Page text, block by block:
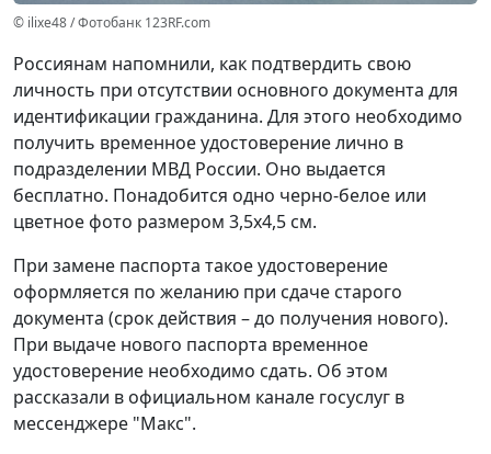
© ilixe48 / Фотобанк 123RF.com
Россиянам напомнили, как подтвердить свою
личность при отсутствии основного документа для
идентификации гражданина. Для этого необходимо
получить временное удостоверение лично в
подразделении МВД России. Оно выдается
бесплатно. Понадобится одно черно-белое или
цветное фото размером 3,5x4,5 см.
При замене паспорта такое удостоверение
оформляется по желанию при сдаче старого
документа (срок действия – до получения нового).
При выдаче нового паспорта временное
удостоверение необходимо сдать. Об этом
рассказали в официальном канале госуслуг в
мессенджере "Макс".